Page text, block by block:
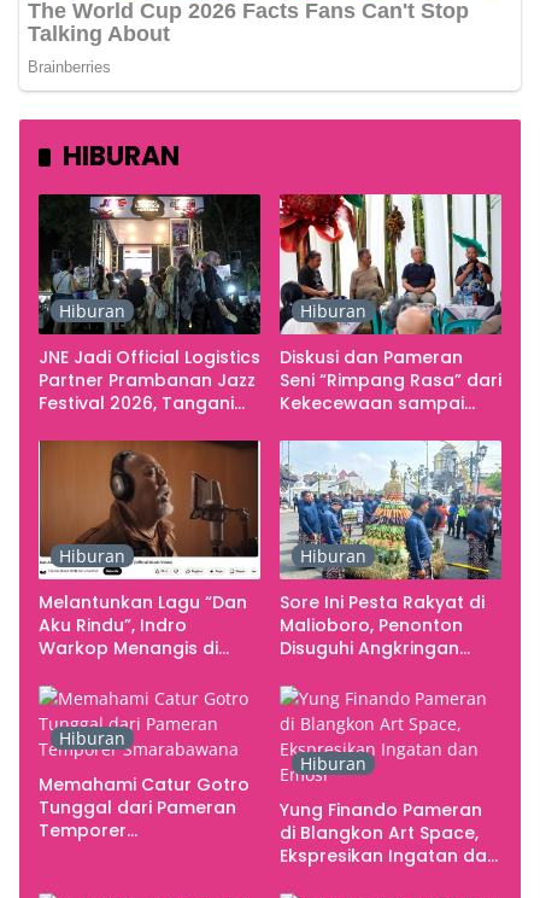
HIBURAN
Hiburan
JNE Jadi Official Logistics
Partner Prambanan Jazz
Festival 2026, Tangani
Kebutuhan Konser
Hiburan
Diskusi dan Pameran
Seni “Rimpang Rasa” dari
Kekecewaan sampai
Yogyakarta sebagai
Pusat Pergerakan Seni
Rupa Indonesia
Hiburan
Melantunkan Lagu “Dan
Aku Rindu”, Indro
Warkop Menangis di
Hiburan
Sore Ini Pesta Rakyat di
Malioboro, Penonton
Disuguhi Angkringan
Hiburan
Memahami Catur Gotro
Tunggal dari Pameran
Temporer
Hiburan
Yung Finando Pameran
di Blangkon Art Space,
Ekspresikan Ingatan dan